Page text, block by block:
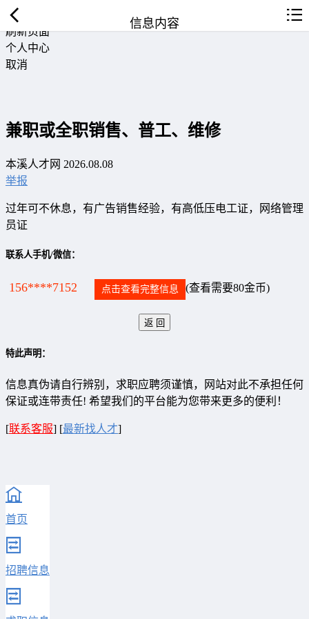
返回首页
刷新页面
个人中心
取消
信息内容
兼职或全职销售、普工、维修
本溪人才网 2026.08.08
举报
过年可不休息，有广告销售经验，有高低压电工证，网络管理
员证
联系人手机/微信：
156****7152 点击查看完整信息 (查看需要80金币)
特此声明：
信息真伪请自行辨别，求职应聘须谨慎，网站对此不承担任何
保证或连带责任! 希望我们的平台能为您带来更多的便利！
[联系客服] [最新找人才]
首页
招聘信息